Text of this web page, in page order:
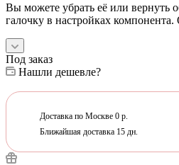
Вы можете убрать её или вернуть
галочку в настройках
Под заказ
Нашли дешевле?
Доставка по Москве 0 р.
Ближайшая доставка 15 дн.